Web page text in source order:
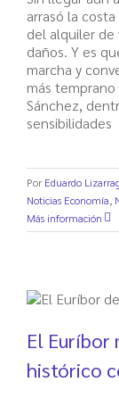
arrasó la
del alquiler de
daños. Y es
marcha y
más
Sánchez,
sensibilidades
Por Eduardo
Noticias Economía
Más información
El Euríbor
histórico